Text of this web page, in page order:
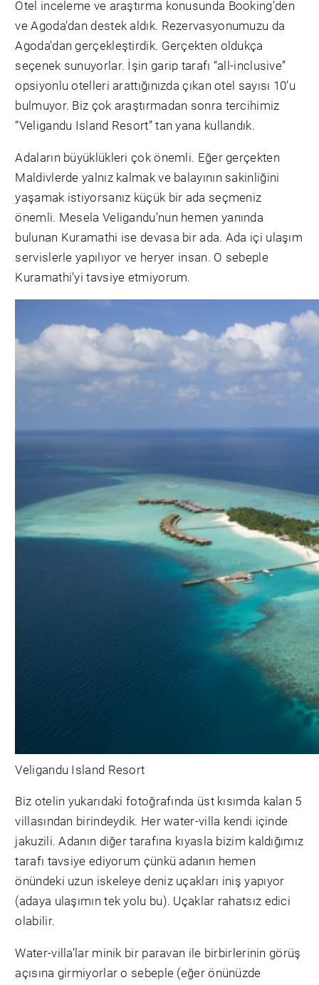
Otel inceleme ve araştırma konusunda Booking’den
ve Agoda’dan destek aldık. Rezervasyonumuzu da
Agoda’dan gerçekleştirdik. Gerçekten oldukça
seçenek sunuyorlar. İşin garip tarafı “all-inclusive”
opsiyonlu otelleri arattığınızda çıkan otel sayısı 10’u
bulmuyor. Biz çok araştırmadan sonra tercihimiz
“Veligandu Island Resort” tan yana kullandık.
Adaların büyüklükleri çok önemli. Eğer gerçekten
Maldivlerde yalnız kalmak ve balayının sakinliğini
yaşamak istiyorsanız küçük bir ada seçmeniz
önemli. Mesela Veligandu’nun hemen yanında
bulunan Kuramathi ise devasa bir ada. Ada içi ulaşım
servislerle yapılıyor ve heryer insan. O sebeple
Kuramathi’yi tavsiye etmiyorum.
Veligandu Island Resort
Biz otelin yukarıdaki fotoğrafında üst kısımda kalan 5
villasından birindeydik. Her water-villa kendi içinde
jakuzili. Adanın diğer tarafına kıyasla bizim kaldığımız
tarafı tavsiye ediyorum çünkü adanın hemen
önündeki uzun iskeleye deniz uçakları iniş yapıyor
(adaya ulaşımın tek yolu bu). Uçaklar rahatsız edici
olabilir.
Water-villa’lar minik bir paravan ile birbirlerinin görüş
açısına girmiyorlar o sebeple (eğer önünüzde